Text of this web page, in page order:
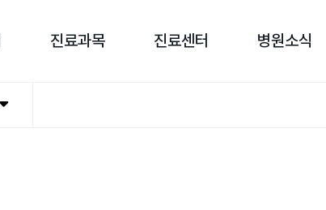
진료과목 진료센터 병원소식